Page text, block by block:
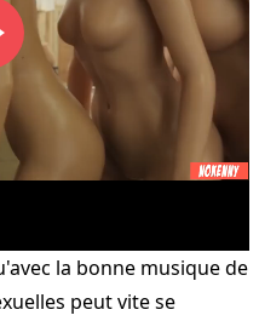
la bonne musique de
peut vite se